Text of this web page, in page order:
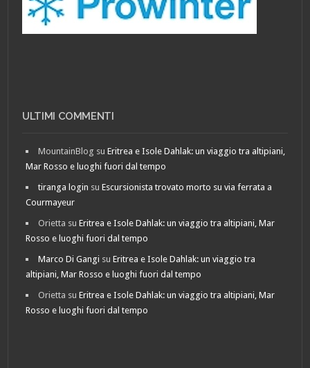
ULTIMI COMMENTI
MountainBlog suEritrea e Isole Dahlak: un viaggio tra altipiani,
Mar Rosso e luoghi fuori dal tempo
tiranga login suEscursionista trovato morto su via ferrata a
Courmayeur
Orietta suEritrea e Isole Dahlak: un viaggio tra altipiani, Mar
Rosso e luoghi fuori dal tempo
Marco Di Gangi suEritrea e Isole Dahlak: un viaggio tra
altipiani, Mar Rosso e luoghi fuori dal tempo
Orietta suEritrea e Isole Dahlak: un viaggio tra altipiani, Mar
Rosso e luoghi fuori dal tempo